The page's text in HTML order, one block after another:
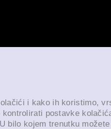
i kako ih koristimo,
postavke
bilo kojem trenutku